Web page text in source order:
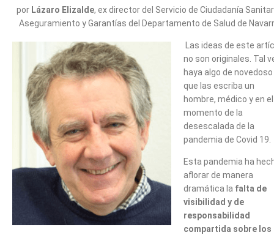
por Lázaro Elizalde, ex director del Servicio de Ciudadanía
Aseguramiento y Garantías del Departamento de Salud de
Las ideas de este
no son originales. Tal
haya algo de
que las escriba un
hombre, médico y en el
momento de la
desescalada de la
pandemia de Covid 19.
Esta pandemia ha
aflorar de manera
dramática la falta de
visibilidad y de
responsabilidad
compartida sobre los